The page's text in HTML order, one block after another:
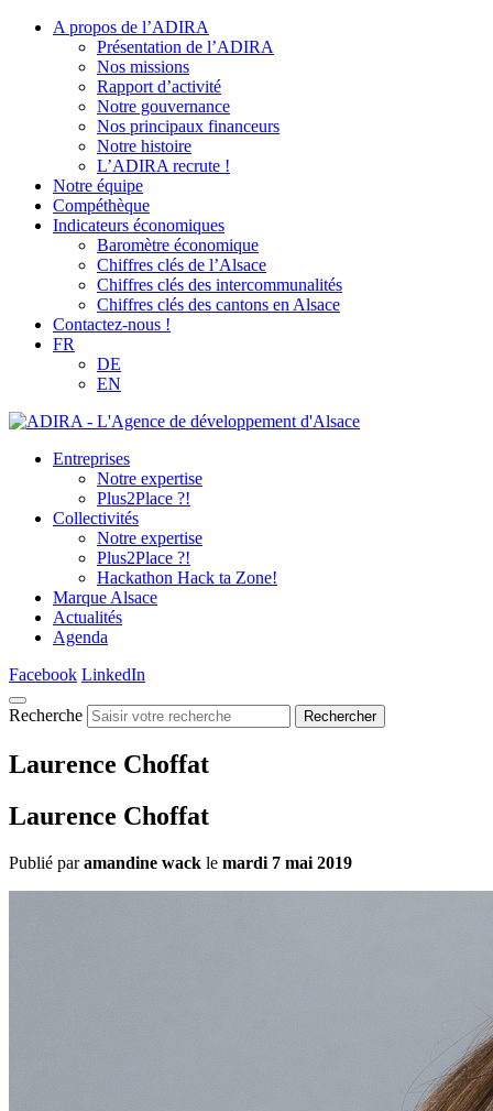
A propos de l’ADIRA
Présentation de l’ADIRA
Nos missions
Rapport d’activité
Notre gouvernance
Nos principaux financeurs
Notre histoire
L’ADIRA recrute !
Notre équipe
Compéthèque
Indicateurs économiques
Baromètre économique
Chiffres clés de l’Alsace
Chiffres clés des intercommunalités
Chiffres clés des cantons en Alsace
Contactez-nous !
FR
DE
EN
Entreprises
Notre expertise
Plus2Place ?!
Collectivités
Notre expertise
Plus2Place ?!
Hackathon Hack ta Zone!
Marque Alsace
Actualités
Agenda
Facebook LinkedIn
Recherche Rechercher
Laurence Choffat
Laurence Choffat
Publié paramandine wack le mardi 7 mai 2019